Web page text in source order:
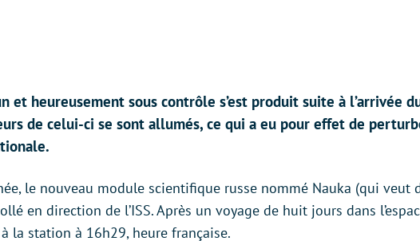
et heureusement sous contrôle s’est produit suite à l’arrivée
de celui-ci se sont allumés, ce qui a eu pour effet de
le nouveau module scientifique russe nommé Nauka (qui veut
en direction de l’ISS. Après un voyage de huit jours dans
à la station à 16h29, heure française.